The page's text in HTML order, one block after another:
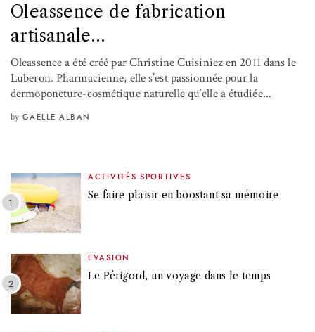
Oleassence de fabrication
artisanale…
Oleassence a été créé par Christine Cuisiniez en 2011 dans le
Luberon. Pharmacienne, elle s’est passionnée pour la
dermoponcture-cosmétique naturelle qu’elle a étudiée...
by GAELLE ALBAN
ACTIVITÉS SPORTIVES
Se faire plaisir en boostant sa mémoire
EVASION
Le Périgord, un voyage dans le temps